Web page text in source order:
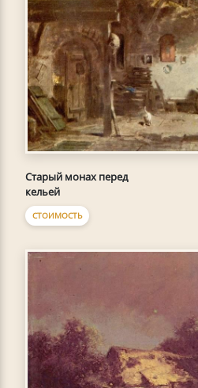
Старый монах перед
кельей
СТОИМОСТЬ